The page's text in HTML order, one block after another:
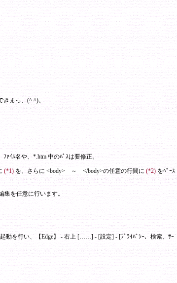
きまっ、(^ ^)。
ｲﾙ名や、*.htm 中のﾊﾟｽは要修正。
(*1) を、さらに <body> ～ </body>の任意の行間に (*2) をﾍﾟｰｽ
集を任意に行います。
を行い、【Edge】 - 右上 [……] - [設定] - [ﾌﾟﾗｲﾊﾞｼｰ、検索、ｻｰ